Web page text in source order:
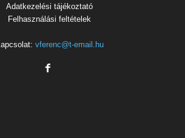
Adatkezelési tájékoztató
Felhasználási feltételek
vferenc@t-email.hu